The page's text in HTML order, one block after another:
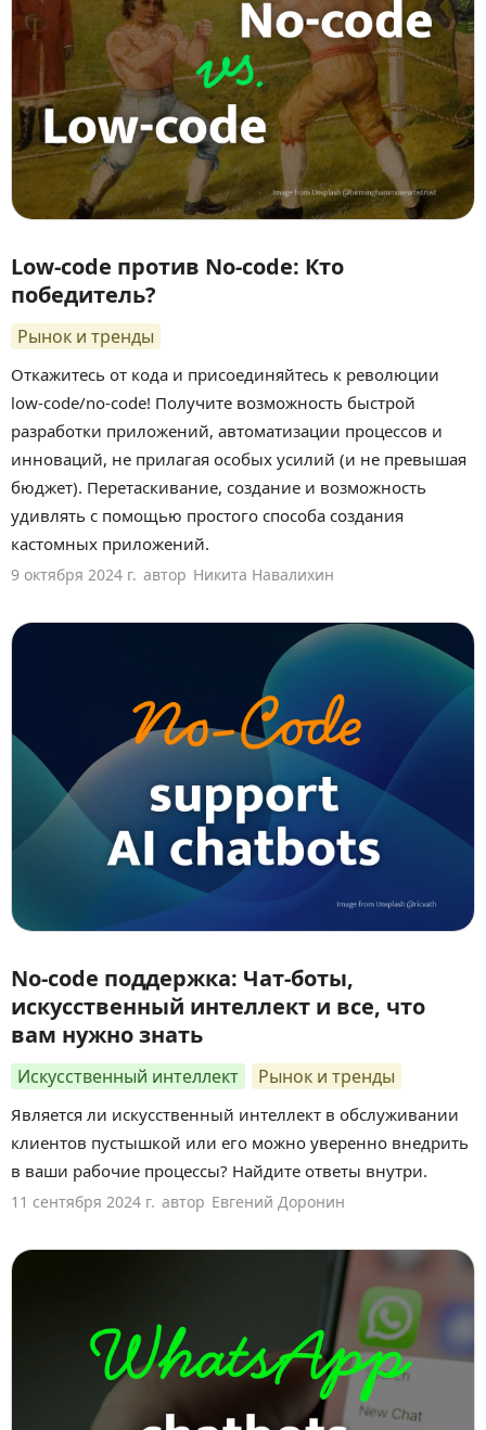
Low-code против No-code: Кто
победитель?
Рынок и тренды
Откажитесь от кода и присоединяйтесь к революции
low-code/no-code! Получите возможность быстрой
разработки приложений, автоматизации процессов и
инноваций, не прилагая особых усилий (и не превышая
бюджет). Перетаскивание, создание и возможность
удивлять с помощью простого способа создания
кастомных приложений.
9 октября 2024 г. автор Никита Навалихин
No-code поддержка: Чат-боты,
искусственный интеллект и все, что
вам нужно знать
Искусственный интеллект Рынок и тренды
Является ли искусственный интеллект в обслуживании
клиентов пустышкой или его можно уверенно внедрить
в ваши рабочие процессы? Найдите ответы внутри.
11 сентября 2024 г. автор Евгений Доронин